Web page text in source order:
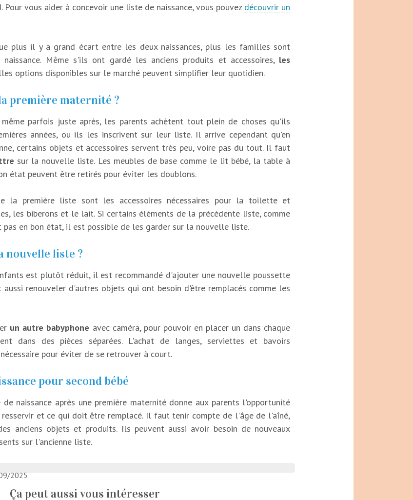
vous aider à concevoir une liste de naissance, vous pouvez découvrir un
plus il y a grand écart entre les deux naissances, plus les familles sont
Même s'ils ont gardé les anciens produits et accessoires, les
options disponibles sur le marché peuvent simplifier leur quotidien.
première maternité ?
parfois juste après, les parents achètent tout plein de choses qu'ils
années, ou ils les inscrivent sur leur liste. Il arrive cependant qu'en
certains objets et accessoires servent très peu, voire pas du tout. Il faut
sur la nouvelle liste. Les meubles de base comme le lit bébé, la table à
état peuvent être retirés pour éviter les doublons.
la première liste sont les accessoires nécessaires pour la toilette et
les biberons et le lait. Si certains éléments de la précédente liste, comme
pas en bon état, il est possible de les garder sur la nouvelle liste.
nouvelle liste ?
est plutôt réduit, il est recommandé d'ajouter une nouvelle poussette
renouveler d'autres objets qui ont besoin d'être remplacés comme les
un autre babyphone avec caméra, pour pouvoir en placer un dans chaque
dans des pièces séparées. L'achat de langes, serviettes et bavoirs
pour éviter de se retrouver à court.
pour second bébé
naissance après une première maternité donne aux parents l'opportunité
et ce qui doit être remplacé. Il faut tenir compte de l'âge de l'aîné,
anciens objets et produits. Ils peuvent aussi avoir besoin de nouveaux
sur l'ancienne liste.
2025
Ça peut aussi vous intéresser